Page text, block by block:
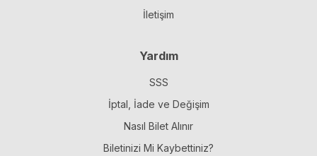
İletişim
Yardım
SSS
İptal, İade ve Değişim
Nasıl Bilet Alınır
Biletinizi Mi Kaybettiniz?